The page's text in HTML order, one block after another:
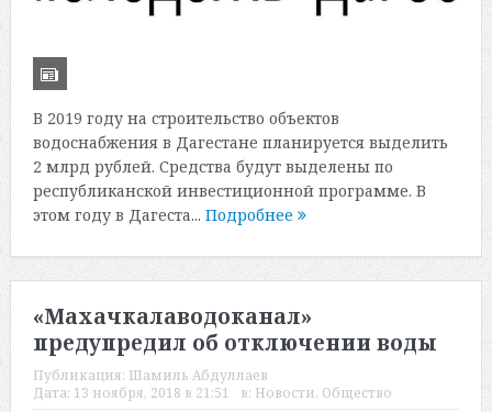
В 2019 году на строительство объектов
водоснабжения в Дагестане планируется выделить
2 млрд рублей. Средства будут выделены по
республиканской инвестиционной программе. В
этом году в Дагеста... Подробнее
«Махачкалаводоканал»
предупредил об отключении воды
Публикация: Шамиль Абдуллаев
Дата: 13 ноября, 2018 в 21:51 в: Новости, Общество